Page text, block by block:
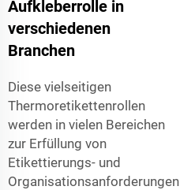
Aufkleberrolle in
verschiedenen
Branchen
Diese vielseitigen
Thermoretikettenrollen
werden in vielen Bereichen
zur Erfüllung von
Etikettierungs- und
Organisationsanforderungen